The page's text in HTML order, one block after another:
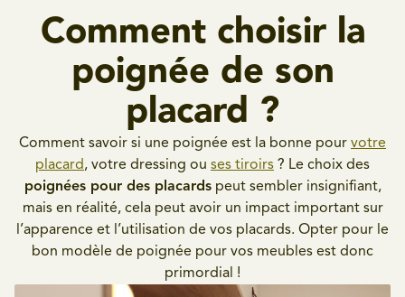
Comment choisir la
poignée de son
placard ?
Comment savoir si une poignée est la bonne pour votre
placard, votre dressing ou ses tiroirs ? Le choix des
poignées pour des placardspeut sembler insignifiant,
mais en réalité, cela peut avoir un impact important sur
l’apparence et l’utilisation de vos placards. Opter pour le
bon modèle de poignée pour vos meubles est donc
primordial !